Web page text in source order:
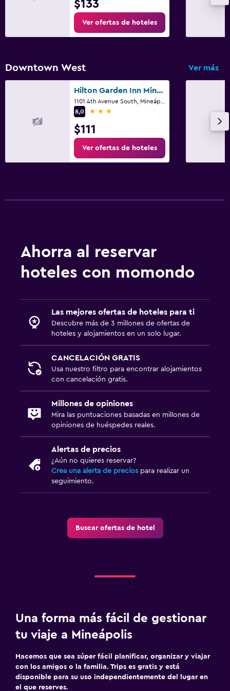
$133
Ver ofertas de hoteles
Downtown West Ver más
Hilton Garden Inn Minneapolis Downtown
8,0
3 estrellas
$111
Ver ofertas de hoteles
Ahorra al reservar
hoteles con momondo
Las mejores ofertas de hoteles para ti
Descubre más de 3 millones de ofertas de
hoteles y alojamientos en un solo lugar.
CANCELACIÓN GRATIS
Usa nuestro filtro para encontrar alojamientos
con cancelación gratis.
Millones de opiniones
Mira las puntuaciones basadas en millones de
opiniones de huéspedes reales.
Alertas de precios
¿Aún no quieres reservar?
Crea una alerta de precios para realizar un
seguimiento.
Buscar ofertas de hotel
Una forma más fácil de gestionar
tu viaje a Mineápolis
Hacemos que sea súper fácil planificar, organizar y viajar
con los amigos o la familia. Trips es gratis y está
disponible para su uso independientemente del lugar en
el que reserves.